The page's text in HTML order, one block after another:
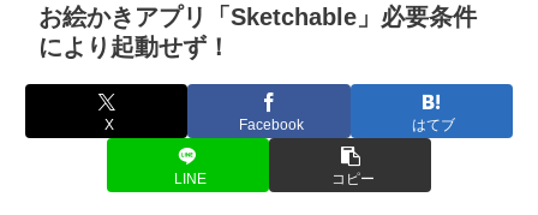
お絵かきアプリ「Sketchable」必要条件
により起動せず！
X Facebook はてブ
LINE コピー